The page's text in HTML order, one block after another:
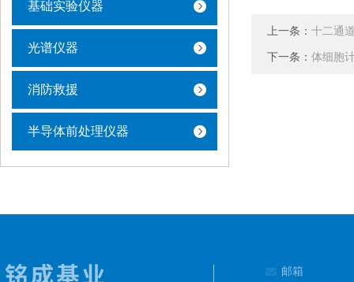
基础实验仪器
光谱仪器
消防救援
半导体前处理仪器
上一条： 十二通
下一条： 体细胞
邮箱